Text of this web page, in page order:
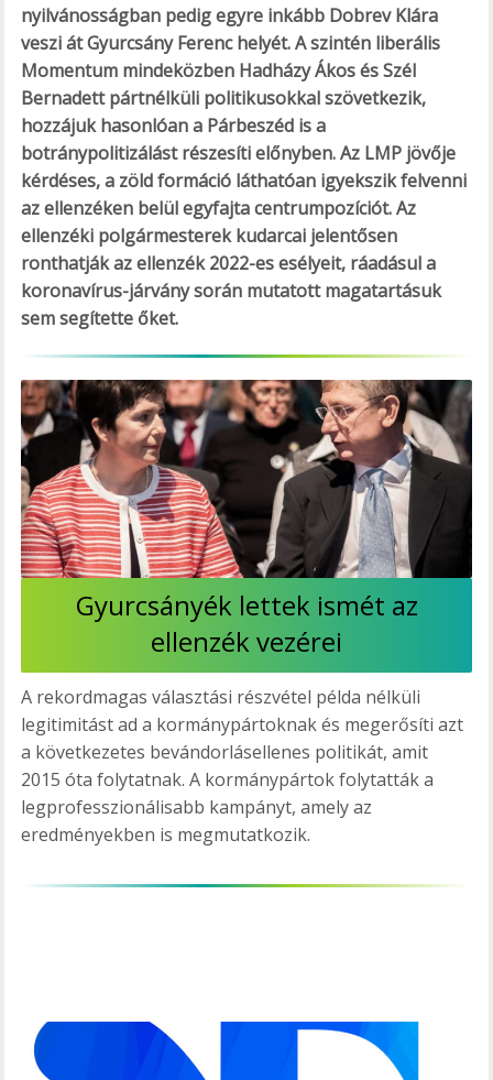
nyilvánosságban pedig egyre inkább Dobrev Klára
veszi át Gyurcsány Ferenc helyét. A szintén liberális
Momentum mindeközben Hadházy Ákos és Szél
Bernadett pártnélküli politikusokkal szövetkezik,
hozzájuk hasonlóan a Párbeszéd is a
botránypolitizálást részesíti előnyben. Az LMP jövője
kérdéses, a zöld formáció láthatóan igyekszik felvenni
az ellenzéken belül egyfajta centrumpozíciót. Az
ellenzéki polgármesterek kudarcai jelentősen
ronthatják az ellenzék 2022-es esélyeit, ráadásul a
koronavírus-járvány során mutatott magatartásuk
sem segítette őket.
Gyurcsányék lettek ismét az
ellenzék vezérei
A rekordmagas választási részvétel példa nélküli
legitimitást ad a kormánypártoknak és megerősíti azt
a következetes bevándorlásellenes politikát, amit
2015 óta folytatnak. A kormánypártok folytatták a
legprofesszionálisabb kampányt, amely az
eredményekben is megmutatkozik.